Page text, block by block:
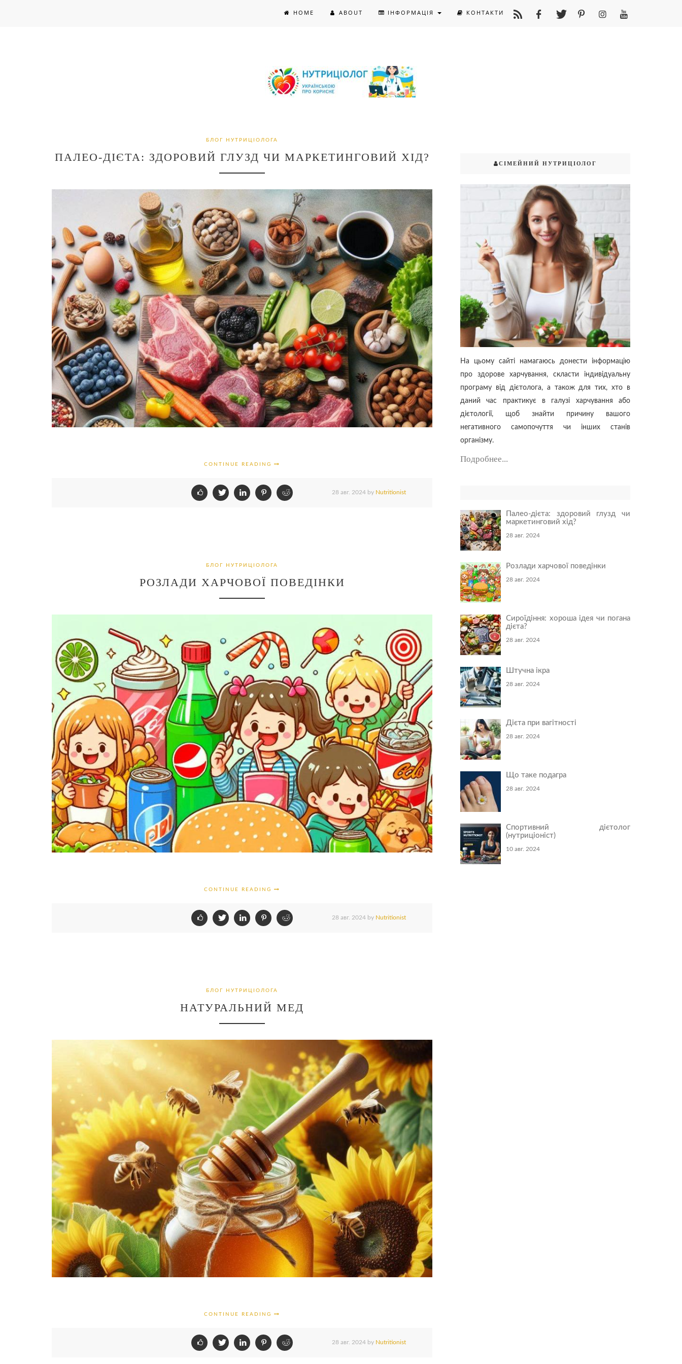
HOME ABOUT ІНФОРМАЦІЯ КОНТАКТИ
БЛОГ НУТРИЦІОЛОГА
ПАЛЕО-ДІЄТА: ЗДОРОВИЙ ГЛУЗД ЧИ МАРКЕТИНГОВИЙ ХІД?
CONTINUE READING
28 авг. 2024 by Nutritionist
БЛОГ НУТРИЦІОЛОГА
РОЗЛАДИ ХАРЧОВОЇ ПОВЕДІНКИ
CONTINUE READING
28 авг. 2024 by Nutritionist
БЛОГ НУТРИЦІОЛОГА
НАТУРАЛЬНИЙ МЕД
CONTINUE READING
28 авг. 2024 by Nutritionist
СІМЕЙНИЙ НУТРИЦІОЛОГ
На цьому сайті намагаюсь донести інформацію
про здорове харчування, скласти індивідуальну
програму від дієтолога, а також для тих, хто в
даний час практикує в галузі харчування або
дієтології, щоб знайти причину вашого
негативного самопочуття чи інших станів
організму.
Подробнее...
Палео-дієта: здоровий глузд чи
маркетинговий хід?
28 авг. 2024
Розлади харчової поведінки
28 авг. 2024
Сироїдіння: хороша ідея чи погана
дієта?
28 авг. 2024
Штучна ікра
28 авг. 2024
Дієта при вагітності
28 авг. 2024
Що таке подагра
28 авг. 2024
Спортивний дієтолог
(нутриціоніст)
10 авг. 2024